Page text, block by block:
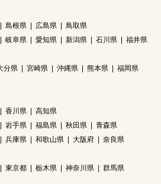
島根県 広島県
鳥取県
岐阜県 愛知県 新潟県 石川県
福井県
分県 宮崎県 沖縄県 熊本県
福岡県
香川県
高知県
岩手県 福島県 秋田県
青森県
兵庫県 和歌山県 大阪府
奈良県
東京都 栃木県 神奈川県
群馬県